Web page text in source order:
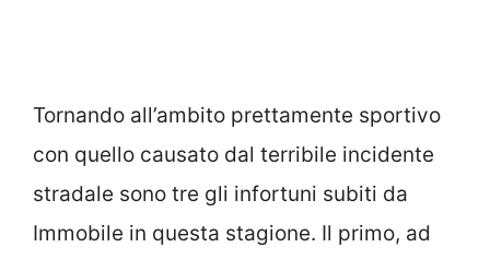
Tornando all’ambito prettamente sportivo
con quello causato dal terribile incidente
stradale sono tre gli infortuni subiti da
Immobile in questa stagione. Il primo, ad